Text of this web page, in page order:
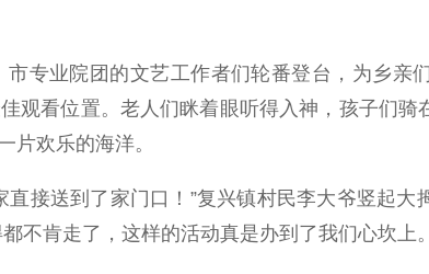
业院团的文艺工作者们轮番登台，为乡亲
观看位置。老人们眯着眼听得入神，孩子们
片欢乐的海洋。
送到了家门口！”复兴镇村民李大爷竖起大
不肯走了，这样的活动真是办到了我们心坎上